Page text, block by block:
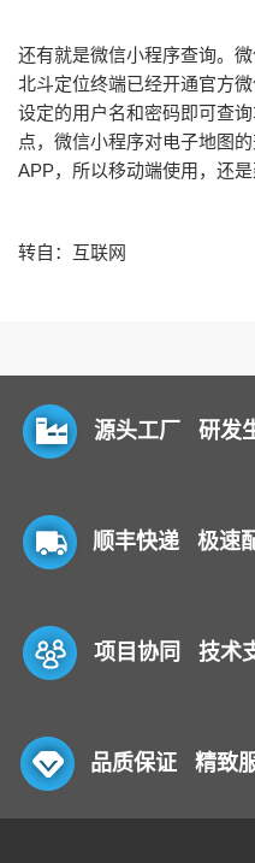
还有就是微信小程序查询。
北斗定位终端已经开通官方
设定的用户名和密码即可查
点，微信小程序对电子地图
APP，所以移动端使用，还
转自：互联网
源头工厂 研发
顺丰快递 极速
项目协同 技术
品质保证 精致